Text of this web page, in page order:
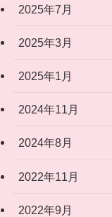
2025年7月
2025年3月
2025年1月
2024年11月
2024年8月
2022年11月
2022年9月